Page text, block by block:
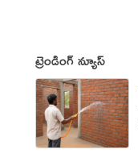
ట్రెండింగ్ న్యూస్